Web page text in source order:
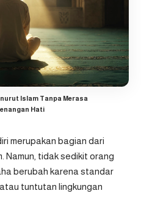
Islam Tanpa Merasa
Hati
merupakan bagian dari
Namun, tidak sedikit orang
berubah karena standar
tuntutan lingkungan